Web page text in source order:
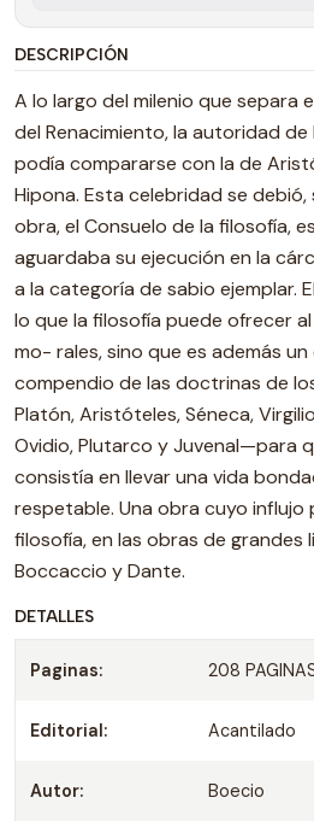
DESCRIPCIÓN
A lo largo del milenio que separa
del Renacimiento, la autoridad
podía compararse con la de
Hipona. Esta celebridad se
obra, el Consuelo de la filosofía,
aguardaba su ejecución en la
a la categoría de sabio ejemplar.
lo que la filosofía puede ofrecer
mo- rales, sino que es además
compendio de las doctrinas de
Platón, Aristóteles, Séneca,
Ovidio, Plutarco y Juvenal—para
consistía en llevar una vida
respetable. Una obra cuyo influjo
filosofía, en las obras de
Boccaccio y Dante.
DETALLES
Paginas: 208
Editorial: Acantilado
Autor: Boecio